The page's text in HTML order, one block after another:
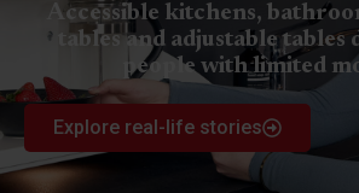
Accessible kitchens,
tables and adjustable tables
people with limited
Explore real-life stories